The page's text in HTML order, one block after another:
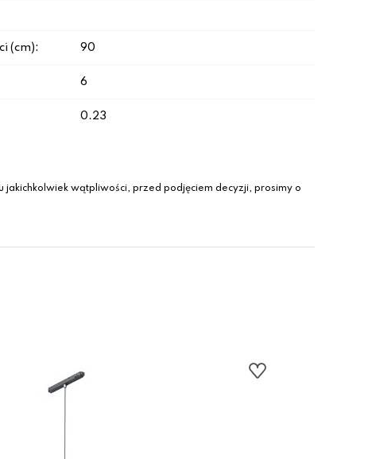
(cm): 90
6
0.23
jakichkolwiek wątpliwości, przed podjęciem decyzji, prosimy o